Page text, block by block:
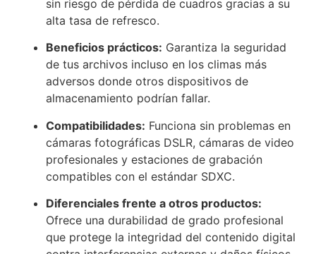
sin riesgo de pérdida de cuadros gracias a su
alta tasa de refresco.
Beneficios prácticos: Garantiza la seguridad
de tus archivos incluso en los climas más
adversos donde otros dispositivos de
almacenamiento podrían fallar.
Compatibilidades: Funciona sin problemas en
cámaras fotográficas DSLR, cámaras de video
profesionales y estaciones de grabación
compatibles con el estándar SDXC.
Diferenciales frente a otros productos:
Ofrece una durabilidad de grado profesional
que protege la integridad del contenido digital